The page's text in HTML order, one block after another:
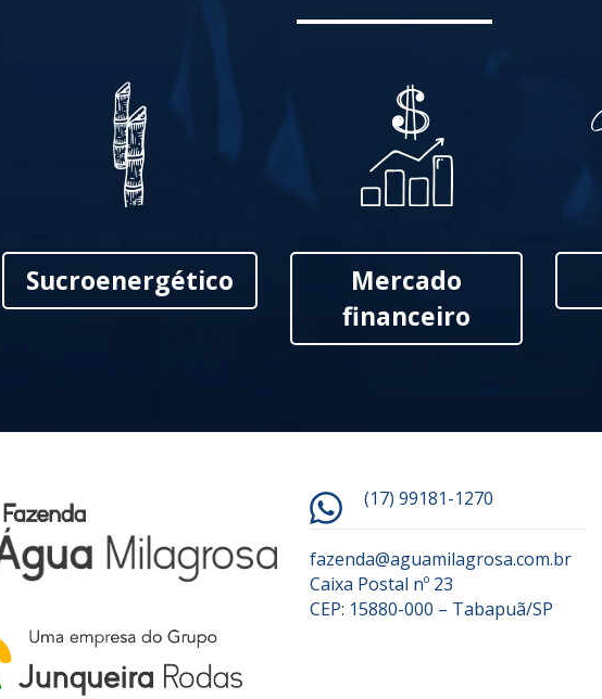
Sucroenergético
Mercado
financeiro
(17) 99181-1270
fazenda@aguamilagrosa.com.br
Caixa Postal nº 23
CEP: 15880-000 – Tabapuã/SP